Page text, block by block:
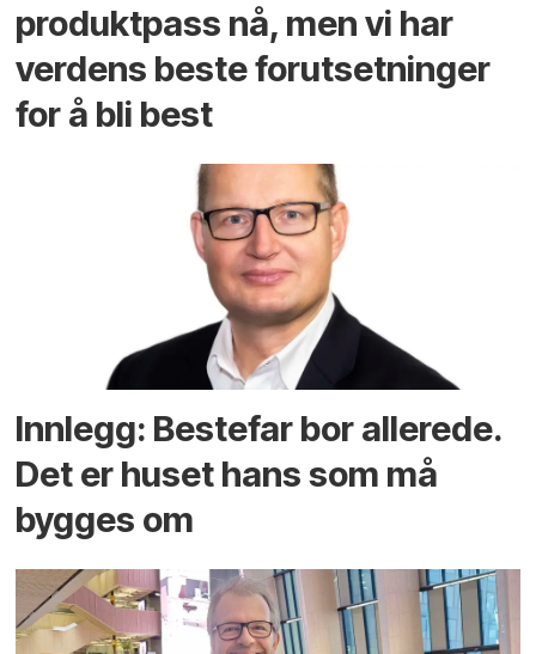
produktpass nå, men vi har
verdens beste forutsetninger
for å bli best
Innlegg: Bestefar bor allerede.
Det er huset hans som må
bygges om